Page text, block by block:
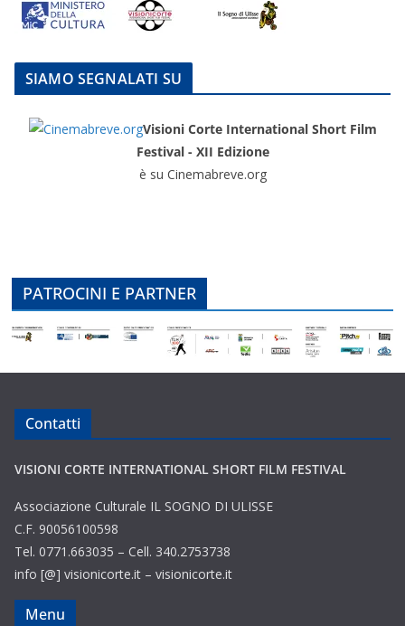
SIAMO SEGNALATI SU
Visioni Corte International Short Film
Festival - XII Edizione
è su Cinemabreve.org
PATROCINI E PARTNER
Contatti
VISIONI CORTE INTERNATIONAL SHORT FILM FESTIVAL
Associazione Culturale IL SOGNO DI ULISSE
C.F. 90056100598
Tel. 0771.663035 – Cell. 340.2753738
info [@] visionicorte.it – visionicorte.it
Menu